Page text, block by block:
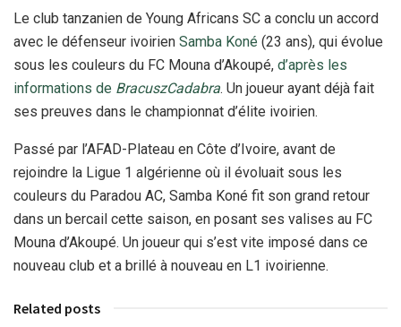
Le club tanzanien de Young Africans SC a conclu un accord
avec le défenseur ivoirien Samba Koné (23 ans), qui évolue
sous les couleurs du FC Mouna d’Akoupé, d’après les
informations de BracuszCadabra. Un joueur ayant déjà fait
ses preuves dans le championnat d’élite ivoirien.
Passé par l’AFAD-Plateau en Côte d’Ivoire, avant de
rejoindre la Ligue 1 algérienne où il évoluait sous les
couleurs du Paradou AC, Samba Koné fit son grand retour
dans un bercail cette saison, en posant ses valises au FC
Mouna d’Akoupé. Un joueur qui s’est vite imposé dans ce
nouveau club et a brillé à nouveau en L1 ivoirienne.
Related posts